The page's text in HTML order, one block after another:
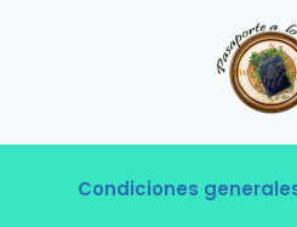
Condiciones